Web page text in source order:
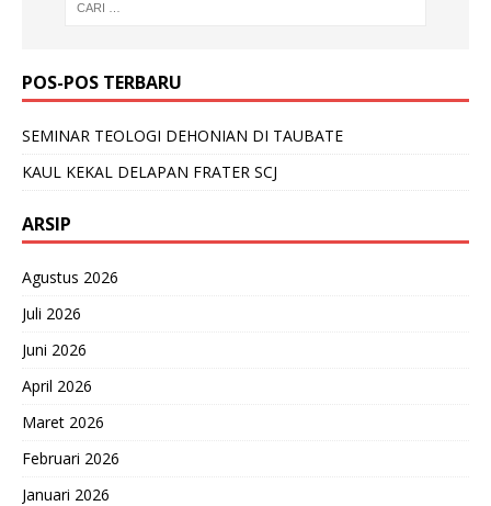
POS-POS TERBARU
SEMINAR TEOLOGI DEHONIAN DI TAUBATE
KAUL KEKAL DELAPAN FRATER SCJ
ARSIP
Agustus 2026
Juli 2026
Juni 2026
April 2026
Maret 2026
Februari 2026
Januari 2026